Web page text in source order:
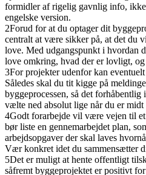
formidler af rigelig gavnlig info,
engelske version.
2Forud for at du optager dit
centralt at være sikker på, at det du
love. Med udgangspunkt i hvordan
love omkring, hvad der er lovligt,
3For projekter udenfor kan
Således skal du tit kigge på
byggeprocessen, så det
vælte ned absolut lige når du er
4Godt forarbejde vil være vejen til
bør liste en gennemarbejdet plan,
arbejdsopgaver der skal laves
Vær konkret idet du sammensætter
5Det er muligt at hente offentligt
såfremt byggeprojektet er positivt